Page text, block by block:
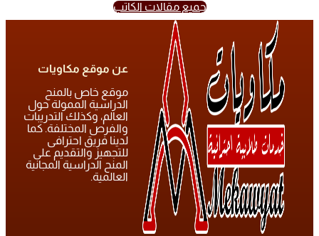
جميع مقالات الكاتب
عن موقع مكاويات
موقع خاص بالمنح
الدراسية الممولة حول
العالم، وكذلك التدريبات
والفرص المختلفة. كما
لدينا فريق احترافى
للتجهيز والتقديم على
المنح الدراسية المجانية
العالمية.